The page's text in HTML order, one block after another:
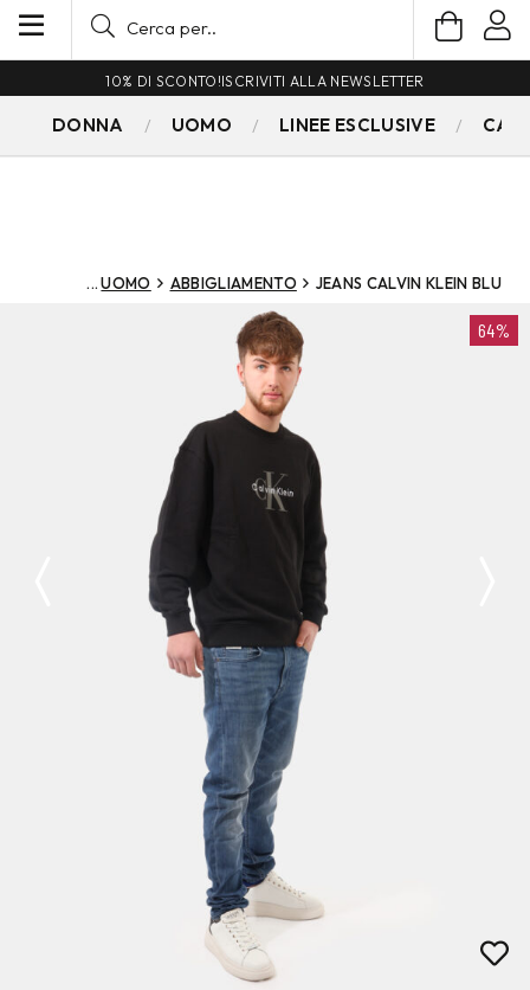
10% DI SCONTO!ISCRIVITI ALLA NEWSLETTER
DONNA UOMO LINEE ESCLUSIVE
UOMO ABBIGLIAMENTO JEANS CALVIN KLEIN BLU
64%